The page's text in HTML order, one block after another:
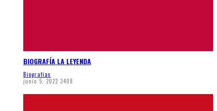
BIOGRAFÍA LA LEYENDA
Biografias
junio 5, 2022 3408